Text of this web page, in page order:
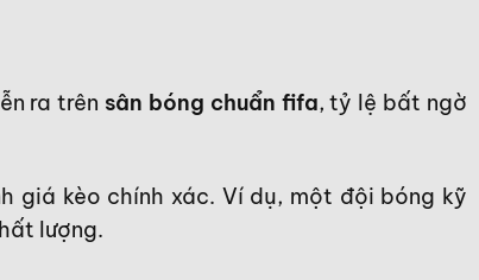
ra trên sân bóng chuẩn fifa, tỷ lệ bất ngờ
giá kèo chính xác. Ví dụ, một đội bóng kỹ
lượng.